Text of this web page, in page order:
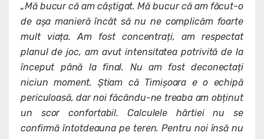
„Mă bucur că am câștigat. Mă bucur că am făcut-o
de așa manieră încât să nu ne complicăm foarte
mult viața. Am fost concentrați, am respectat
planul de joc, am avut intensitatea potrivită de la
început până la final. Nu am fost deconectați
niciun moment. Știam că Timișoara e o echipă
periculoasă, dar noi făcându-ne treaba am obținut
un scor confortabil. Calculele hârtiei nu se
confirmă întotdeauna pe teren. Pentru noi însă nu